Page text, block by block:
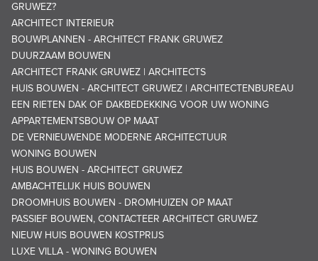
GRUWEZ?
ARCHITECT INTERIEUR
BOUWPLANNEN - ARCHITECT FRANK GRUWEZ
DUURZAAM BOUWEN
ARCHITECT FRANK GRUWEZ | ARCHITECTS
HUIS BOUWEN - ARCHITECT GRUWEZ | ARCHITECTENBUREAU
EEN RIETEN DAK OF DAKBEDEKKING VOOR UW WONING
APPARTEMENTSBOUW OP MAAT
DE VERNIEUWENDE MODERNE ARCHITECTUUR
WONING BOUWEN
HUIS BOUWEN - ARCHITECT GRUWEZ
AMBACHTELIJK HUIS BOUWEN
DROOMHUIS BOUWEN - DROMHUIZEN OP MAAT
PASSIEF BOUWEN, CONTACTEER ARCHITECT GRUWEZ
NIEUW HUIS BOUWEN KOSTPRIJS
LUXE VILLA - WONING BOUWEN